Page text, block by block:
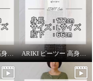
ARIKI ピーツー 高身長スタッフがはいてみました！ ARIKI ピーツー 高身長スタッフがはいてみました！